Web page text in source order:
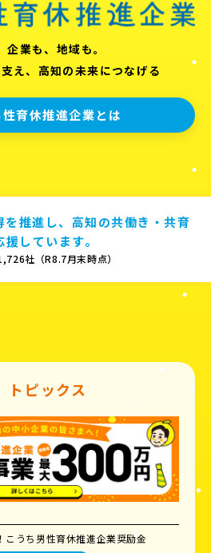
企業も、地域も。
え、高知の未来につなげる
育休推進企業とは
推進し、高知の共働き・共育
援しています。
社（R8.7月末時点）
トピックス
こうち男性育休推進企業奨励金